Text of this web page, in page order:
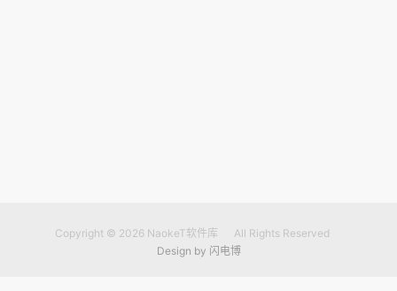
Copyright © 2026 NaokeT软件库
All Rights Reserved
Design by 闪电博